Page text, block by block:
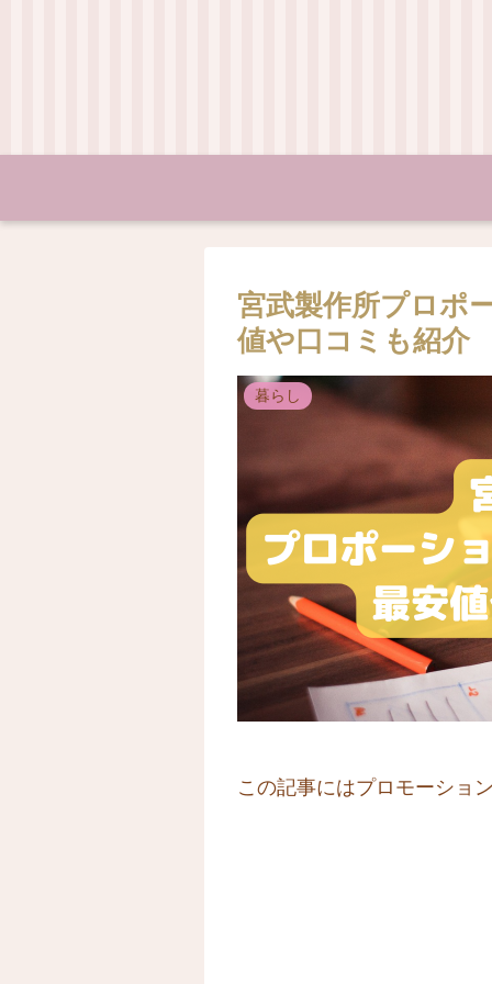
宮武製作所プロポ
値や口コミも紹介
暮らし
この記事にはプロモーショ